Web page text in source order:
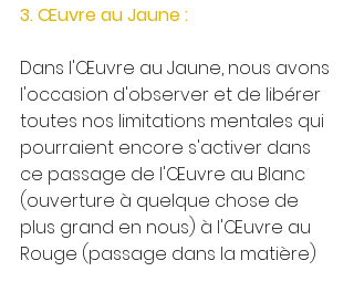
3. Œuvre au Jaune :
Dans l'Œuvre au Jaune, nous avons
l'occasion d'observer et de libérer
toutes nos limitations mentales qui
pourraient encore s'activer dans
ce passage de l'Œuvre au Blanc
(ouverture à quelque chose de
plus grand en nous) à l'Œuvre au
Rouge (passage dans la matière)